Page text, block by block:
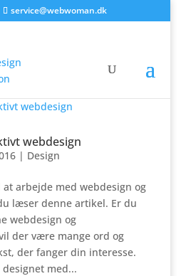
service@webwoman.dk
webdesign
| Design
arbejde med webdesign og
læser denne artikel. Er du
webdesign og
der være mange ord og
der fanger din interesse.
med...